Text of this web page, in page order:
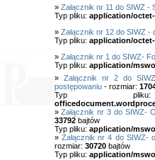
» Załącznik nr 11 do SIWZ -
Typ pliku: application/
» Załącznik nr 12 do SIWZ
Typ pliku: application/
» Załącznik nr 1 do SIWZ-
Typ pliku: application/
» Załącznik nr 2 do
postępowaniu- rozmiar:
Typ
»Załącznik nr 3 do SIWZ-
33792bajtów
Typ pliku: application/
» Załącznik nr 4 do SIWZ-
rozmiar: 30720bajtów
Typ pliku: application/